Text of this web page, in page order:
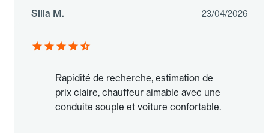
Silia M. 23/04/2026
Rapidité de recherche, estimation de
prix claire, chauffeur aimable avec une
conduite souple et voiture confortable.